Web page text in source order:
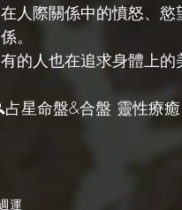
在人際關係中的憤怒、
係。
有的人也在追求身體上的
占星命盤&合盤 靈性療
運